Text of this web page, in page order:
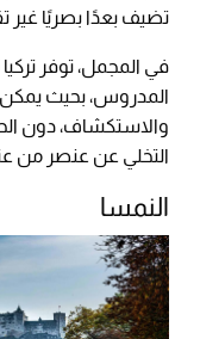
تضيف بعدًا بصريًا غير
في المجمل، توفر
المدروس، بحيث يمكن
والاستكشاف، دون
التخلي عن عنصر من
النمسا